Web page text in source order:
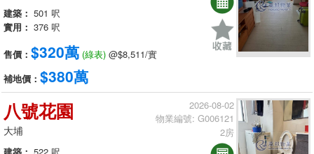
建築： 501 呎
實用： 376 呎
售價： $320萬 (綠表) @$8,511/實
補地價： $380萬
八號花園
大埔
2026-08-02
物業編號: G006121
2房